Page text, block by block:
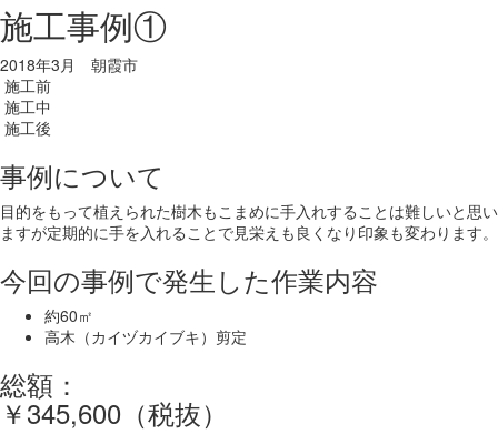
施工事例①
2018年3月 朝霞市
施工前
施工中
施工後
事例について
目的をもって植えられた樹木もこまめに手入れすることは難しいと思い
ますが定期的に手を入れることで見栄えも良くなり印象も変わります。
今回の事例で発生した作業内容
約60㎡
高木（カイヅカイブキ）剪定
総額：
￥345,600（税抜）